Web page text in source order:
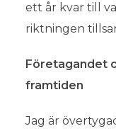
ett år kvar till
riktningen
Företagandet
framtiden
Jag är